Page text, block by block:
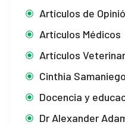
panel
panel
Artículos de
Artículos Médicos
Artículos
Cinthia Samaniego
Docencia y
Dr Alexander